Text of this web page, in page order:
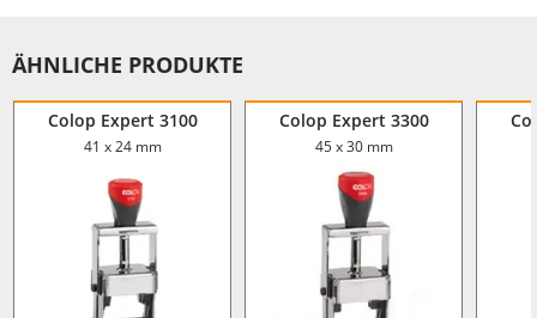
ÄHNLICHE PRODUKTE
Colop Expert 3100
41 x 24 mm
Colop Expert 3300
45 x 30 mm